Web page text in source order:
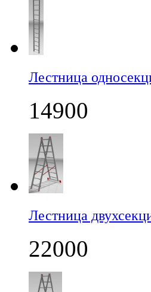
Лестница
14900
Лестница
22000